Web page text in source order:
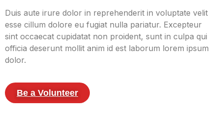
Duis aute irure dolor in reprehenderit in voluptate velit
esse cillum dolore eu fugiat nulla pariatur. Excepteur
sint occaecat cupidatat non proident, sunt in culpa qui
officia deserunt mollit anim id est laborum lorem ipsum
dolor.
Be a Volunteer